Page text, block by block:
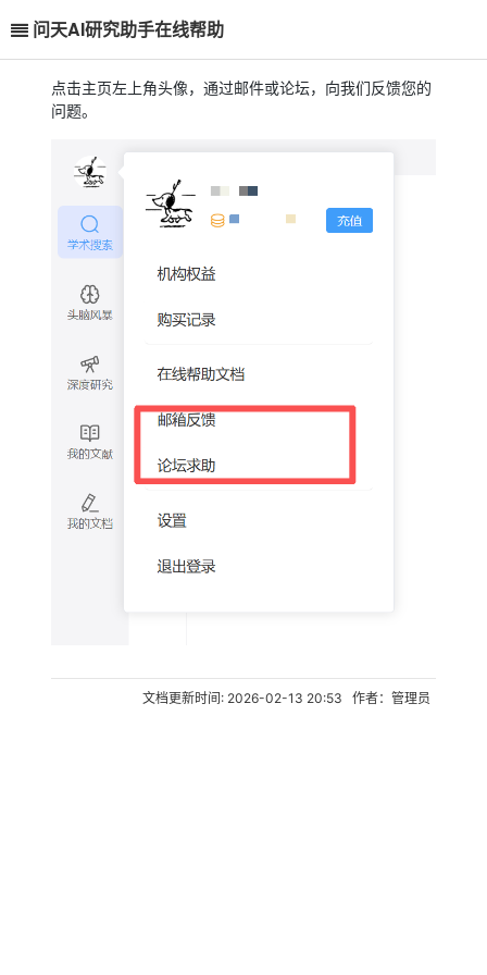
问天AI研究助手在线帮助
点击主页左上角头像，通过邮件或论坛，向我们反馈您的
问题。
文档更新时间: 2026-02-13 20:53 作者：管理员